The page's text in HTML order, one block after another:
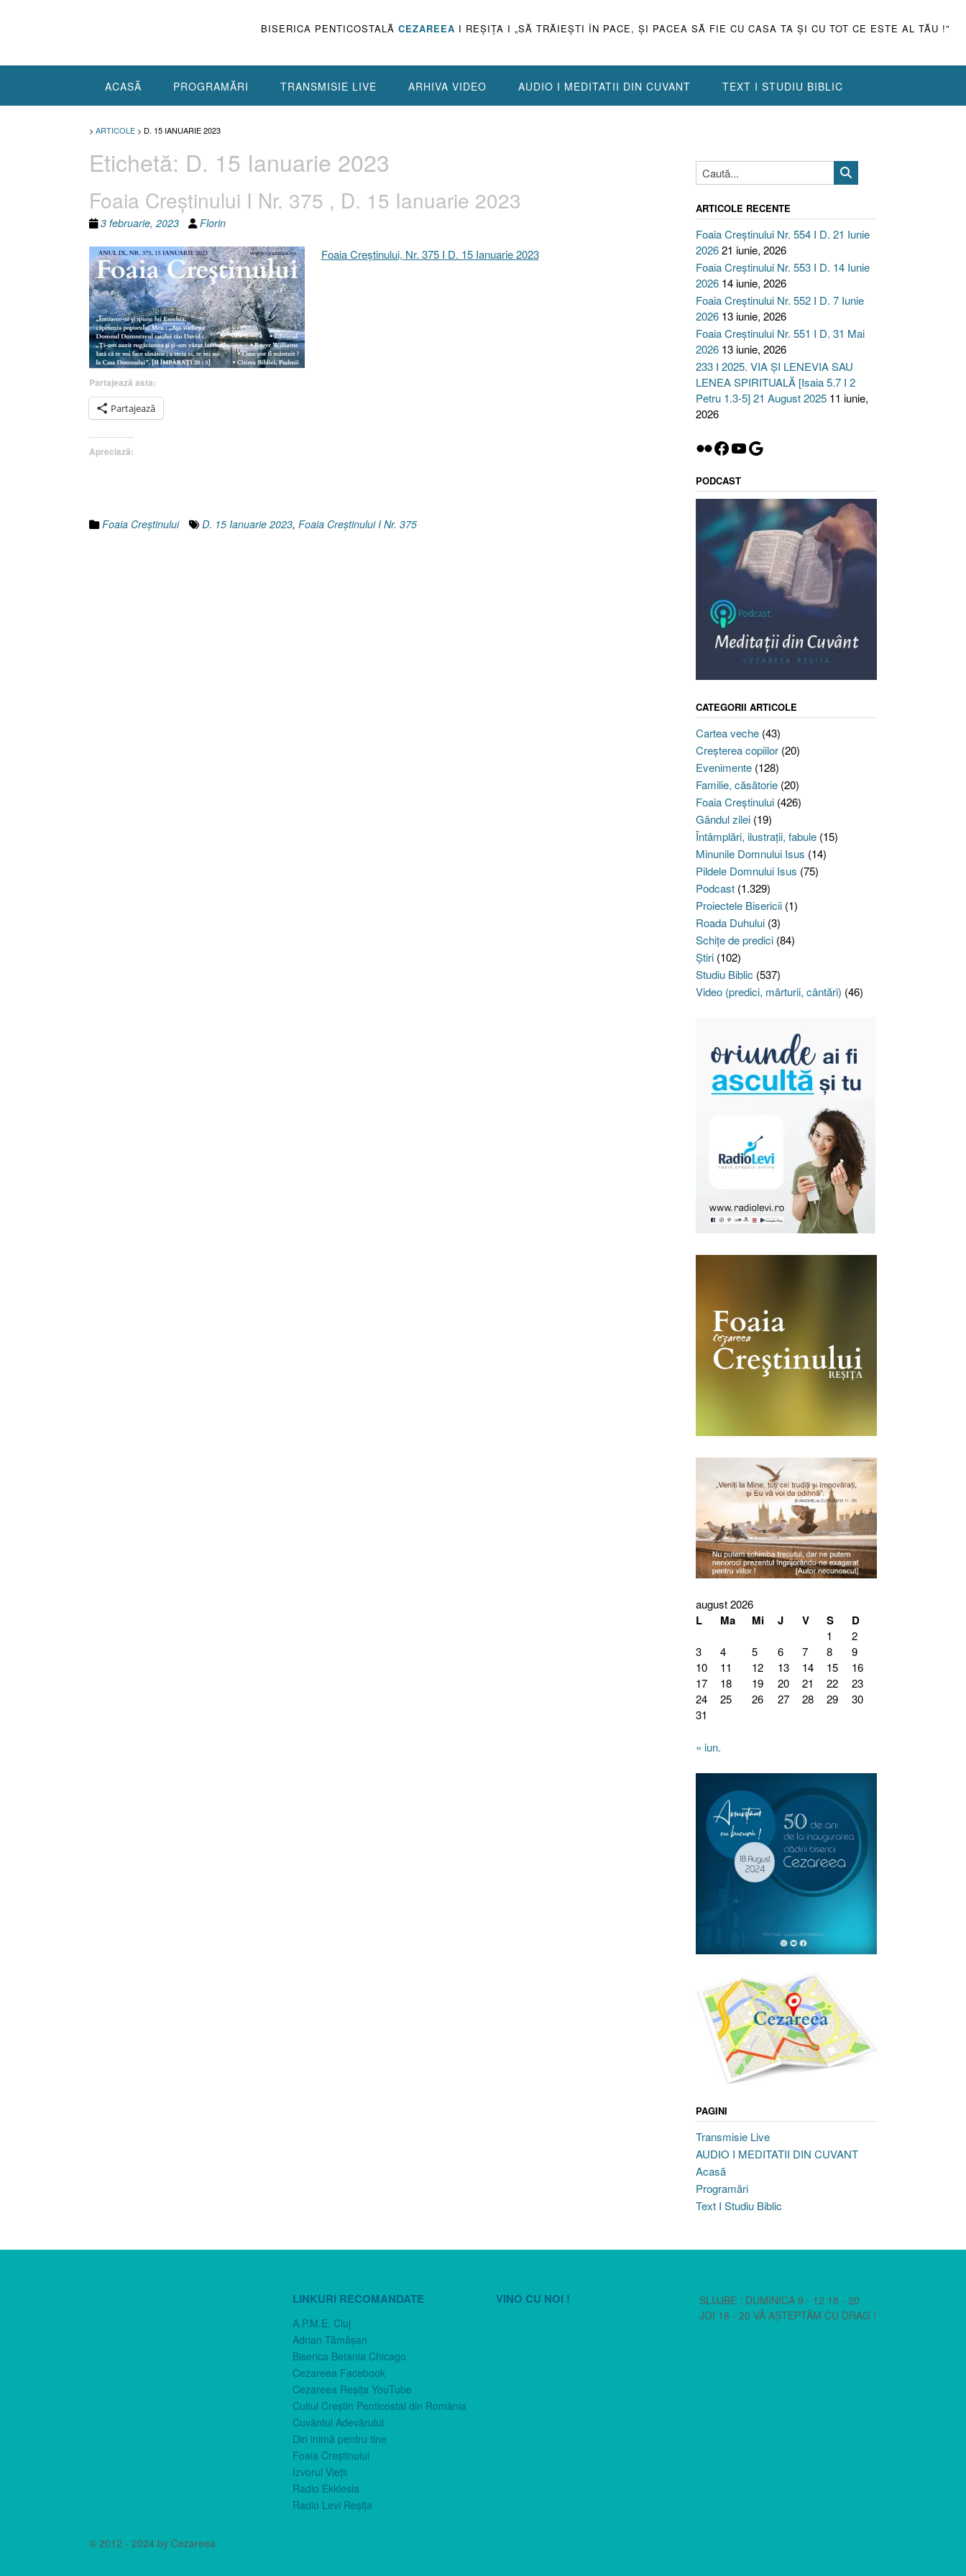
BISERICA PENTICOSTALĂ CEZAREEA I REŞIŢA I „SĂ TRĂIEŞTI ÎN PACE, ŞI PACEA SĂ FIE CU CASA TA ŞI CU TOT CE ESTE AL TĂU !”
ACASĂ PROGRAMĂRI TRANSMISIE LIVE ARHIVA VIDEO AUDIO I MEDITATII DIN CUVANT TEXT I STUDIU BIBLIC
> ARTICOLE > D. 15 IANUARIE 2023
Etichetă: D. 15 Ianuarie 2023
Foaia Creştinului I Nr. 375 , D. 15 Ianuarie 2023
3 februarie, 2023 Florin
Foaia Creştinului, Nr. 375 I D. 15 Ianuarie 2023
Partajează asta:
Partajează
Apreciază:
Foaia Creştinului D. 15 Ianuarie 2023, Foaia Creştinului I Nr. 375
ARTICOLE RECENTE
Foaia Creștinului Nr. 554 I D. 21 Iunie
202621 iunie, 2026
Foaia Creștinului Nr. 553 I D. 14 Iunie
2026 14 iunie, 2026
Foaia Creștinului Nr. 552 I D. 7 Iunie
2026 13 iunie, 2026
Foaia Creștinului Nr. 551 I D. 31 Mai
2026 13 iunie, 2026
233 I 2025. VIA ȘI LENEVIA SAU
LENEA SPIRITUALĂ [Isaia 5.7 I 2
Petru 1.3-5] 21 August 2025 11 iunie,
2026
Flickr
Facebook
YouTube
Google
PODCAST
CATEGORII ARTICOLE
Cartea veche(43)
Creşterea copiilor(20)
Evenimente(128)
Familie, căsătorie(20)
Foaia Creştinului(426)
Gândul zilei(19)
Întâmplări, ilustraţii, fabule(15)
Minunile Domnului Isus (14)
Pildele Domnului Isus (75)
Podcast(1.329)
Proiectele Bisericii(1)
Roada Duhului(3)
Schiţe de predici(84)
Ştiri(102)
Studiu Biblic (537)
Video (predici, mărturii, cântări) (46)
august 2026
L Ma Mi J V S D
1
2
3
4 5 6 7 8
9
10
11 12 13 14 15
16
17
18 19 20 21 22
23
24
25 26 27 28 29
30
31
« iun.
PAGINI
Transmisie Live
AUDIO I MEDITATII DIN CUVANT
Acasă
Programări
Text I Studiu Biblic
LINKURI RECOMANDATE
A.P.M.E. Cluj
Adrian Tămăşan
Biserica Betania Chicago
Cezareea Facebook
Cezareea Reşiţa YouTube
Cultul Creştin Penticostal din România
Cuvântul Adevărului
Din inimă pentru tine
Foaia Creştinului
Izvorul Vieţii
Radio Ekklesia
Radio Levi Reşiţa
VINO CU NOI !
SLUJBE : DUMINICA 9 - 12 18 - 20
JOI 18 - 20 VĂ AȘTEPTĂM CU DRAG !
© 2012 - 2024 by Cezareea